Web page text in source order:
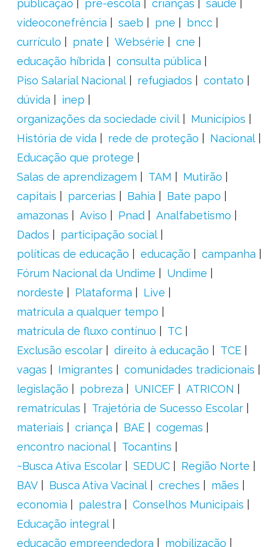
publicação pré-escola crianças
saúde
videoconefrência
saeb pne
bncc
currículo
pnate Websérie
cne
educação híbrida
consulta pública
Piso Salarial Nacional
refugiados
contato
dúvida
inep
organizações da sociedade civil
Municípios
História de vida
rede de proteção
Nacional
Educação que protege
Salas de aprendizagem
TAM
Mutirão
capitais
parcerias Bahia
Bate papo
amazonas
Aviso Pnad
Analfabetismo
Dados
participação social
políticas de educação
educação
campanha
Fórum Nacional da Undime
Undime
nordeste
Plataforma
Live
matrícula a qualquer tempo
matrícula de fluxo contínuo
TC
Exclusão escolar
direito à educação
TCE
vagas
Imigrantes
comunidades tradicionais
legislação
pobreza UNICEF
ATRICON
rematrículas
Trajetória de Sucesso Escolar
materiais
criança BAE
cogemas
encontro nacional
Tocantins
~Busca Ativa Escolar
SEDUC
Região Norte
BAV
Busca Ativa Vacinal creches
mães
economia
palestra
Conselhos Municipais
Educação integral
educação empreendedora
mobilização